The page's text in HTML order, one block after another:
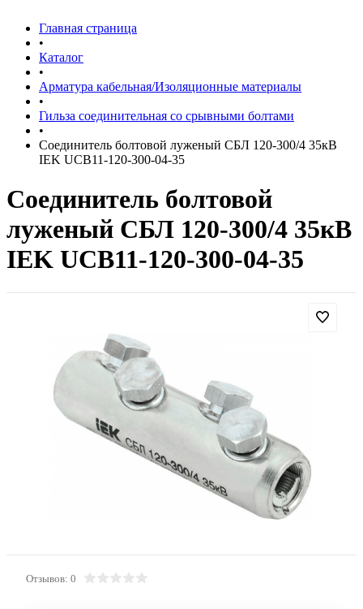
Главная страница
•
Каталог
•
Арматура кабельная/Изоляционные материалы
•
Гильза соединительная со срывными болтами
•
Соединитель болтовой луженый СБЛ 120-300/4 35кВ
IEK UCB11-120-300-04-35
Соединитель болтовой
луженый СБЛ 120-300/4 35кВ
IEK UCB11-120-300-04-35
Отзывов: 0